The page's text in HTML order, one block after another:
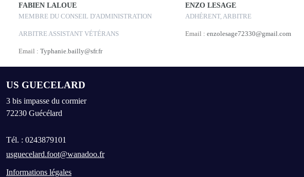
FABIEN LALOUE
MEMBRE DU CONSEIL D'ADMINISTRATION
ARBITRE ASSISTANT VÉTÉRANS
Email : Typhanie.bailly@sfr.fr
ENZO LESAGE
ADHÉRENT, ARBITRE
Email : enzolesage72330@gmail.com
US GUECELARD
3 bis impasse du cormier
72230 Guécélard
Tél. : 0243879101
usguecelard.foot@wanadoo.fr
Informations légales